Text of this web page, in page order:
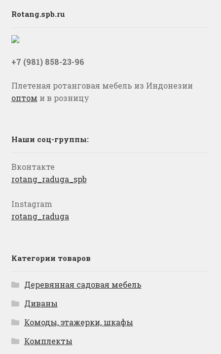
Rotang.spb.ru
+7 (981) 858-23-96
Плетеная ротанговая мебель из Индонезии
оптом и в розницу
Наши соц-группы:
Вконтакте
rotang_raduga_spb
Instagram
rotang_raduga
Категории товаров
Деревянная садовая мебель
Диваны
Комоды, этажерки, шкафы
Комплекты